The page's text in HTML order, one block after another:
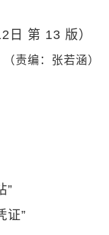
日 第 13 版）
（责编：张若涵）
”
证”